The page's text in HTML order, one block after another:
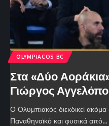
OLYMPIACOS BC
Στα «Δύο
Γιώργος
Ο Ολυμπιακός διεκδικεί
Παναθηναϊκό και φυσικά από…